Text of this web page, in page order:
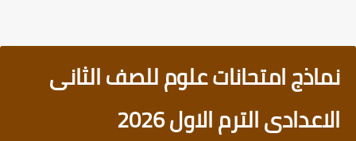
نماذج امتحانات علوم للصف الثانى
الاعدادى الترم الاول 2026